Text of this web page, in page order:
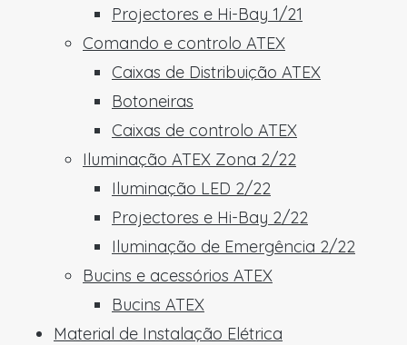
Projectores e Hi-Bay 1/21
Comando e controlo ATEX
Caixas de Distribuição ATEX
Botoneiras
Caixas de controlo ATEX
Iluminação ATEX Zona 2/22
Iluminação LED 2/22
Projectores e Hi-Bay 2/22
Iluminação de Emergência 2/22
Bucins e acessórios ATEX
Bucins ATEX
Material de Instalação Elétrica